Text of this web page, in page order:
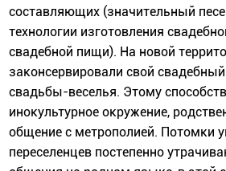
составляющих (значительный
технологии изготовления
свадебной пищи). На новой
законсервировали свой
свадьбы-веселья. Этому
инокультурное окружение,
общение с метрополией. Потомки
переселенцев постепенно